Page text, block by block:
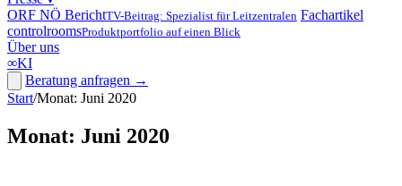
ORF NÖ BerichtTV-Beitrag: Spezialist für Leitzentralen Fachartikel
controlroomsProduktportfolio auf einen Blick
Über uns
∞KI
Beratung anfragen →
Start/Monat: Juni 2020
Monat: Juni 2020